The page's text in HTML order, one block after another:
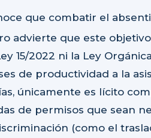
que combatir el
advierte que este
15/2022 ni la Ley
de productividad a la
únicamente es lícito
de permisos que sean
(como el